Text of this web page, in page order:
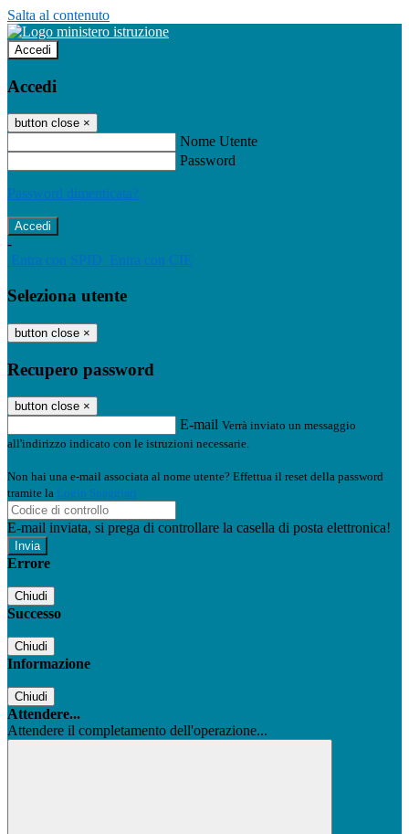
Salta al contenuto
Accedi
Accedi
button close ×
Nome Utente
Password
Password dimenticata?
-
Entra con SPID Entra con CIE
Seleziona utente
button close ×
Recupero password
button close ×
E-mail Verrà inviato un messaggio
all'indirizzo indicato con le istruzioni necessarie.
Non hai una e-mail associata al nome utente? Effettua il reset della password
tramite la Login Spaggiari
E-mail inviata, si prega di controllare la casella di posta elettronica!
Errore
Chiudi
Successo
Chiudi
Informazione
Chiudi
Attendere...
Attendere il completamento dell'operazione...